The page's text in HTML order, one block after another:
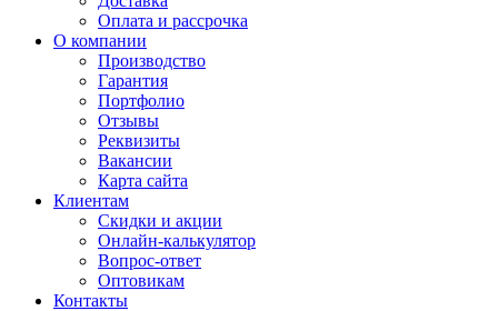
Оплата и рассрочка
О компании
Производство
Гарантия
Портфолио
Отзывы
Реквизиты
Вакансии
Карта сайта
Клиентам
Скидки и акции
Онлайн-калькулятор
Вопрос-ответ
Оптовикам
Контакты